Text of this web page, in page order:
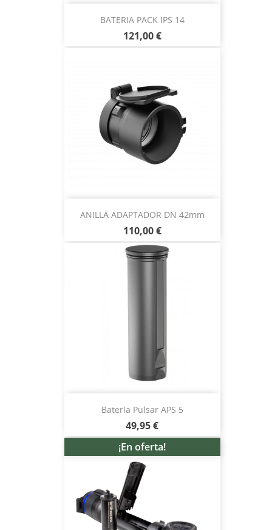
BATERIA PACK IPS 14
121,00 €
ANILLA ADAPTADOR DN 42mm
110,00 €
Batería Pulsar APS 5
49,95 €
¡En oferta!